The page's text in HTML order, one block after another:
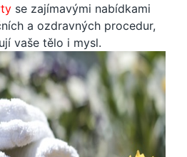
se zajímavými nabídkami
a ozdravných procedur,
vaše tělo i mysl.